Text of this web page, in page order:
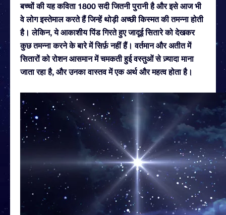
बच्चों की यह कविता 1800 सदी जितनी पुरानी है और इसे आज भी
वे लोग इस्तेमाल करते हैं जिन्हें थोड़ी अच्छी किस्मत की तमन्ना होती
है। लेकिन, ये आकाशीय पिंड गिरते हुए जादूई सितारे को देखकर
कुछ तमन्ना करने के बारे में सिर्फ़ नहीं हैं। वर्तमान और अतीत में
सितारों को रोशन आसमान में चमकती हुई वस्तुओं से ज़्यादा माना
जाता रहा है, और उनका वास्तव में एक अर्थ और महत्व होता है।